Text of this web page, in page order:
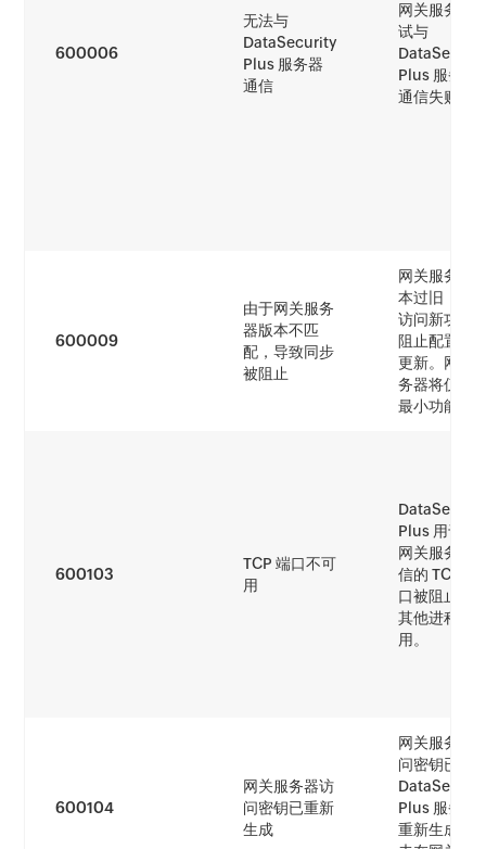
600006
无法与
DataSecurity
Plus 服务器
通信
网关服务器
试与
Plus 服务器
通信失败。
600009
由于网关服务
器版本不匹
配，导致同步
被阻止
网关服务器
本过旧，阻
访问新功能
阻止配置同
更新。网关
务器将仅执
最小功能。
600103
TCP 端口不可
用
Plus 用于与
网关服务器
信的 TCP 端
口被阻止或
其他进程占
用。
600104
网关服务器访
问密钥已重新
生成
网关服务器
问密钥已在
Plus 服务器
重新生成，